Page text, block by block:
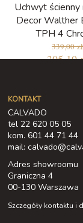
Uchwyt ścienny
Decor Walther
TPH 4
339,00 zł
305,10
KONTAKT
CALVADO
tel 22 620 05 05
kom. 601 44 71 44
mail:
Adres showroomu
Graniczna 4
00-130 Warszawa
Szczegóły kontaktu i